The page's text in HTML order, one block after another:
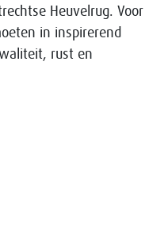
Heuvelrug. Voor
in inspirerend
rust en